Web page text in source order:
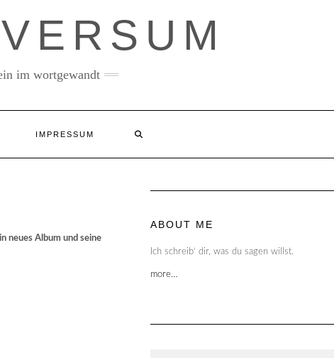
im wortgewandt
IMPRESSUM
neues Album und seine
ABOUT ME
Ich schreib‘ dir, was du sagen willst.
more…